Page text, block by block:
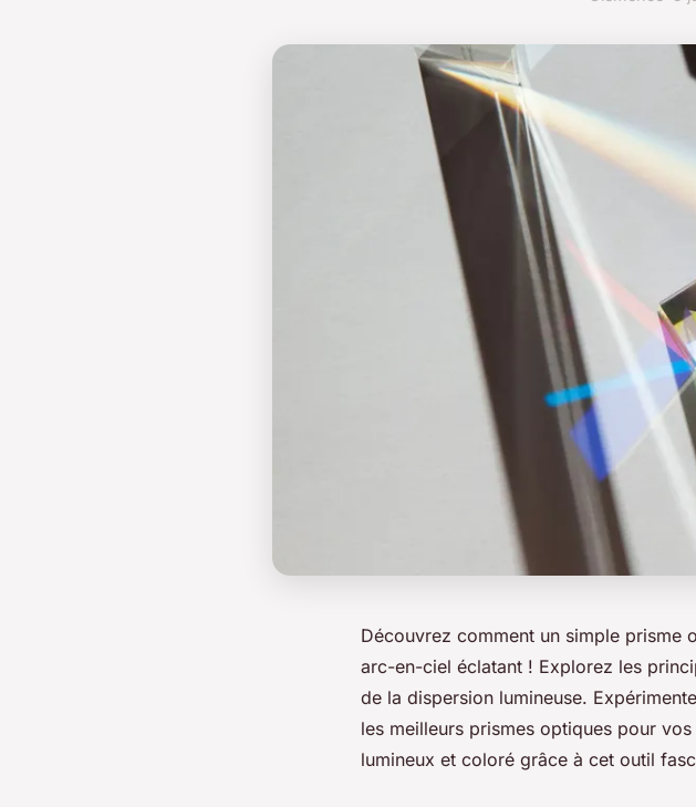
Découvrez comment un simple prisme
arc-en-ciel éclatant ! Explorez les
de la dispersion lumineuse.
les meilleurs prismes optiques pour
lumineux et coloré grâce à cet outil